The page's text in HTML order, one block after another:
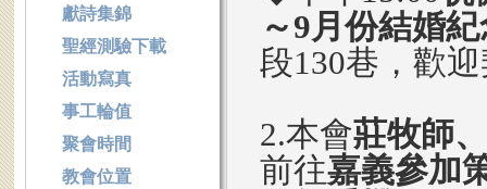
～9月份結婚
段130巷，歡
2.本會莊牧師
前往嘉義參加
獻詩集錦
聖經測驗下載
活動寫真
事工輪值
聚會時間
教會位置